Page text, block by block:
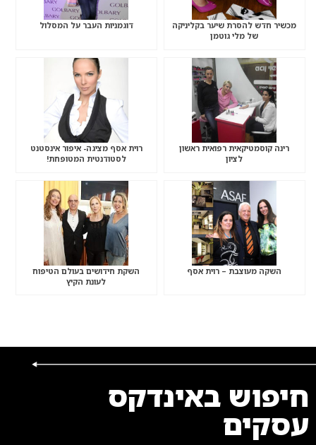
מכשיר חדש להסרת שיער בקליניקה
של מלי גוטמן
דוגמניות העבר על המסלול
רינה קוסמטיקאית רפואית ראשון
לציון
רוית אסף מציגה- איפור אינסטנט
לסטודנטית המטופחת!
השקה מעוצבת – רוית אסף
השקת חידושים בעולם הטיפוח
לעונת הקיץ
חיפוש באינדקס
עסקים